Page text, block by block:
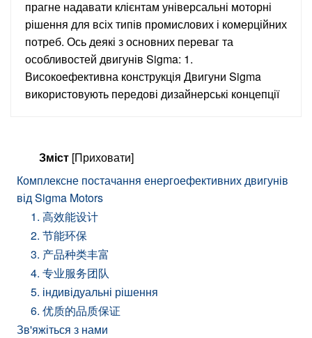
прагне надавати клієнтам універсальні моторні
рішення для всіх типів промислових і комерційних
потреб. Ось деякі з основних переваг та
особливостей двигунів Sigma: 1.
Високоефективна конструкція Двигуни Sigma
використовують передові дизайнерські концепції
Зміст [Приховати]
Комплексне постачання енергоефективних двигунів
від Sigma Motors
1. 高效能设计
2. 节能环保
3. 产品种类丰富
4. 专业服务团队
5. індивідуальні рішення
6. 优质的品质保证
Зв'яжіться з нами